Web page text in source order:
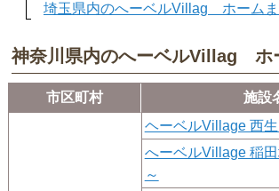
埼玉県内のへーベルVillag ホーム
神奈川県内のへーベルVillag ホ
市区町村 施設
ヘーベルVillage 西生
へーベルVillage 稲
～